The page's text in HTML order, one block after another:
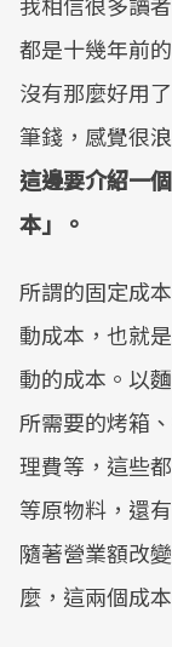
都是十幾年前
沒有那麼好用
筆錢，感覺很
這邊要介紹一
本」。
所謂的固定成
動成本，也就
動的成本。以
所需要的烤箱
理費等，這些
等原物料，還
隨著營業額改
麼，這兩個成